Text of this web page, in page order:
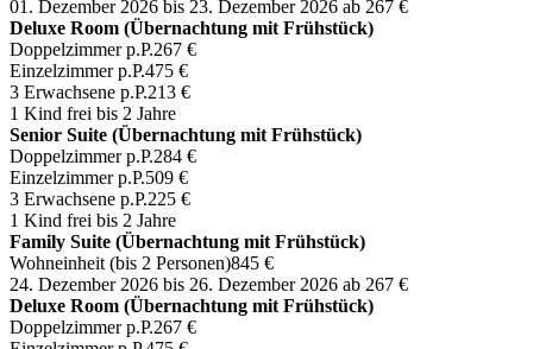
01. Dezember 2026 bis 23. Dezember 2026 ab 267 €
Deluxe Room (Übernachtung mit Frühstück)
Doppelzimmer p.P.267 €
Einzelzimmer p.P.475 €
3 Erwachsene p.P.213 €
1 Kind frei bis 2 Jahre
Senior Suite (Übernachtung mit Frühstück)
Doppelzimmer p.P.284 €
Einzelzimmer p.P.509 €
3 Erwachsene p.P.225 €
1 Kind frei bis 2 Jahre
Family Suite (Übernachtung mit Frühstück)
Wohneinheit (bis 2 Personen)845 €
24. Dezember 2026 bis 26. Dezember 2026 ab 267 €
Deluxe Room (Übernachtung mit Frühstück)
Doppelzimmer p.P.267 €